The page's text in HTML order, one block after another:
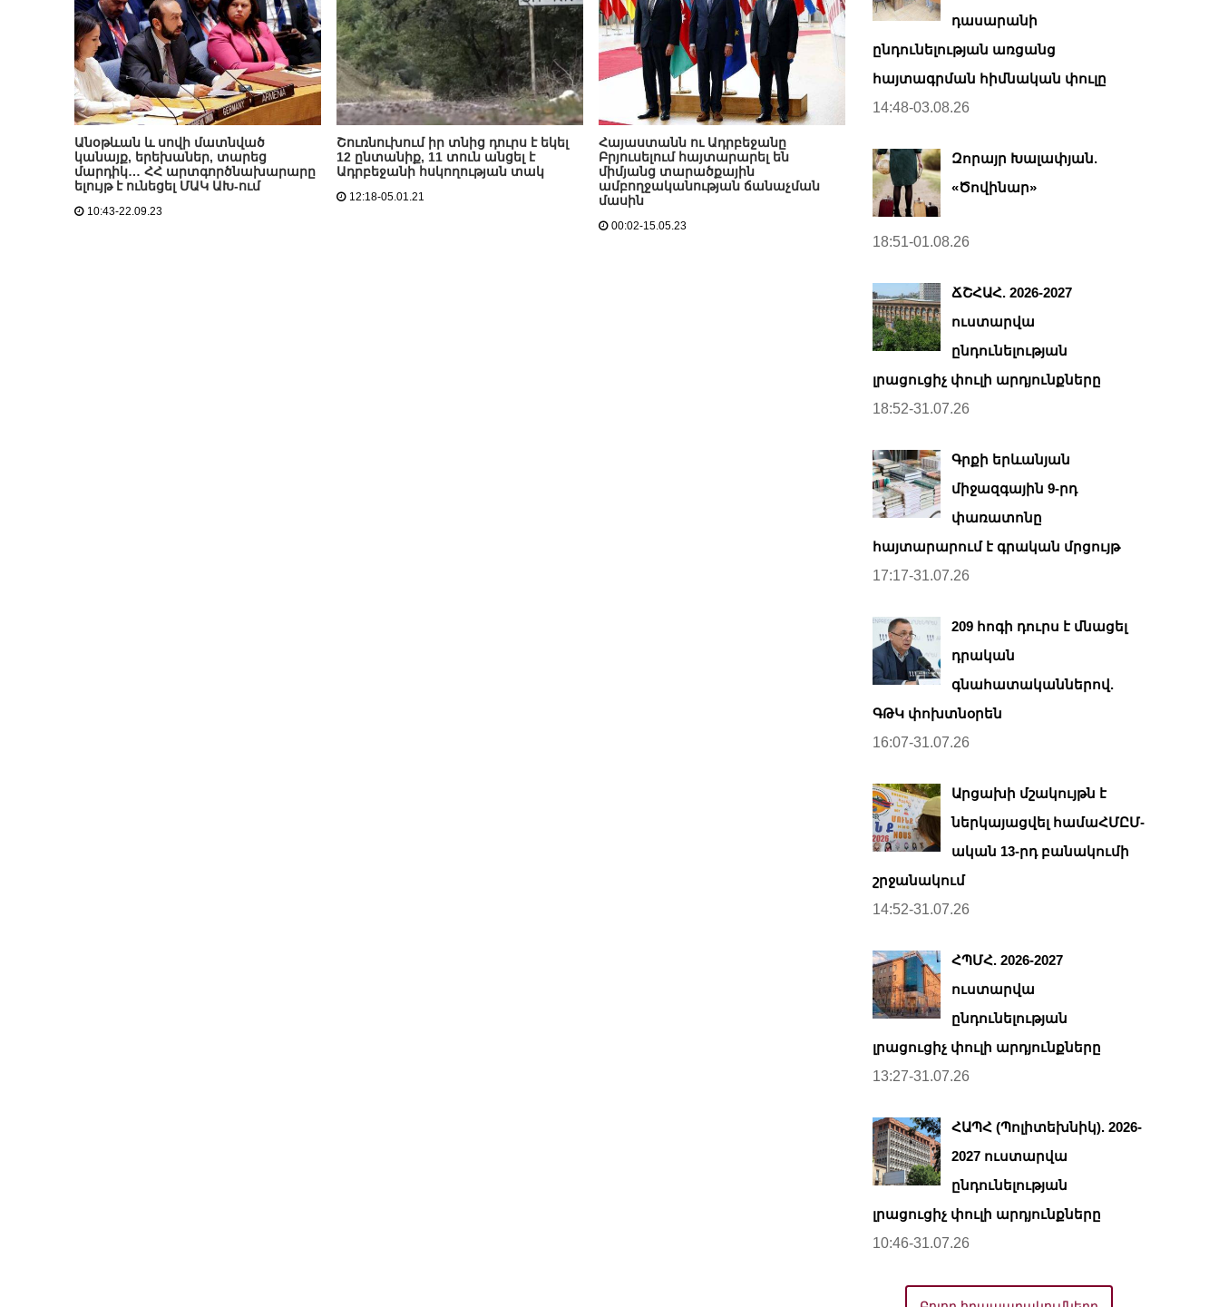
Անօթևան և սովի մատնված
կանայք, երեխաներ, տարեց
մարդիկ… ՀՀ արտգործնախարարը
ելույթ է ունեցել ՄԱԿ ԱԽ-ում
10:43-22.09.23
Շուռնուխում իր տնից դուրս է եկել
12 ընտանիք, 11 տուն անցել է
Ադրբեջանի հսկողության տակ
12:18-05.01.21
Հայաստանն ու Ադրբեջանը
Բրյուսելում հայտարարել են
միմյանց տարածքային
ամբողջականության ճանաչման
մասին
00:02-15.05.23
դասարանի
ընդունելության առցանց
հայտագրման հիմնական փուլը
14:48-03.08.26
Զորայր Խալափյան.
«Ծովինար»
18:51-01.08.26
ՃՇՀԱՀ. 2026-2027
ուստարվա
ընդունելության
լրացուցիչ փուլի արդյունքները
18:52-31.07.26
Գրքի երևանյան
միջազգային 9-րդ
փառատոնը
հայտարարում է գրական մրցույթ
17:17-31.07.26
209 հոգի դուրս է մնացել
դրական
գնահատականներով.
ԳԹԿ փոխտնօրեն
16:07-31.07.26
Արցախի մշակույթն է
ներկայացվել համաՀՄԸՄ-
ական 13-րդ բանակումի
շրջանակում
14:52-31.07.26
ՀՊՄՀ. 2026-2027
ուստարվա
ընդունելության
լրացուցիչ փուլի արդյունքները
13:27-31.07.26
ՀԱՊՀ (Պոլիտեխնիկ). 2026-
2027 ուստարվա
ընդունելության
լրացուցիչ փուլի արդյունքները
10:46-31.07.26